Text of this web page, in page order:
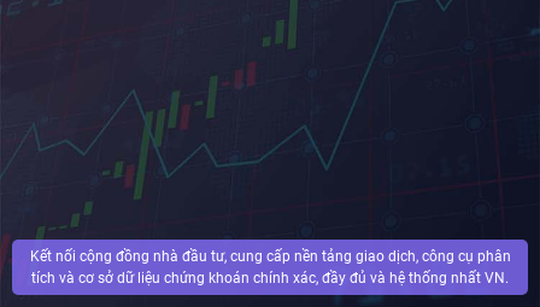
Kết nối cộng đồng nhà đầu tư, cung cấp nền tảng giao dịch, công cụ phân
tích và cơ sở dữ liệu chứng khoán chính xác, đầy đủ và hệ thống nhất VN.